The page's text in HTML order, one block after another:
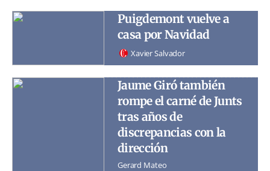
Puigdemont vuelve a
casa por Navidad
Xavier Salvador
Jaume Giró también
rompe el carné de Junts
tras años de
discrepancias con la
dirección
Gerard Mateo